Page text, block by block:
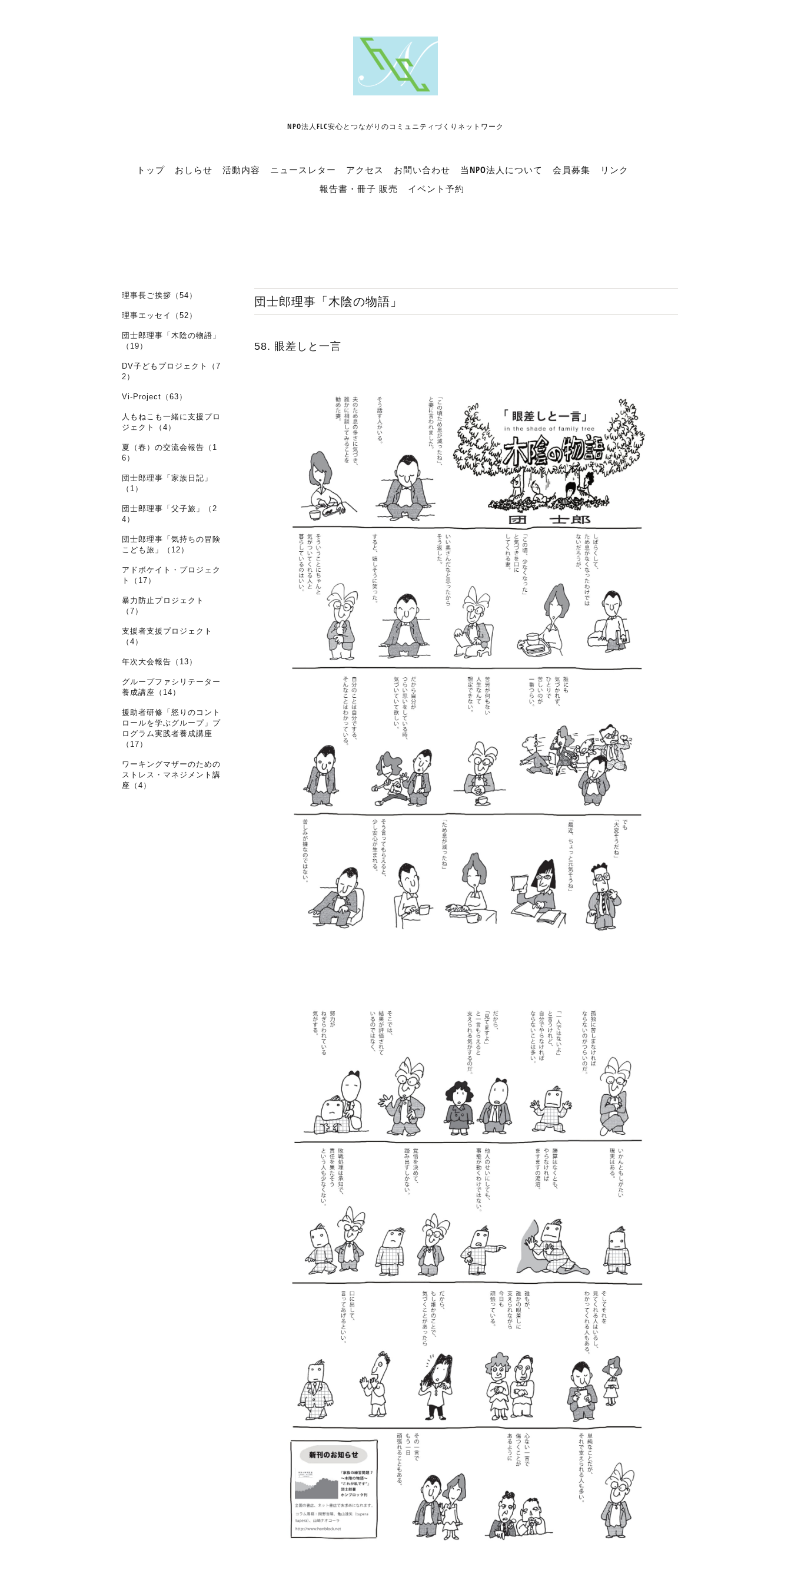
NPO法人FLC安心とつながりのコミュニティづくりネットワーク
トップ おしらせ 活動内容 ニュースレター アクセス お問い合わせ 当NPO法人について 会員募集
リンク
報告書・冊子 販売
イベント予約
団士郎理事「木陰の物語」
58. 眼差しと一言
理事長ご挨拶（54）
理事エッセイ（52）
団士郎理事「木陰の物語」
（19）
DV子どもプロジェクト（7
2）
Vi-Project（63）
人もねこも一緒に支援プロ
ジェクト（4）
夏（春）の交流会報告（1
6）
団士郎理事「家族日記」
（1）
団士郎理事「父子旅」（2
4）
団士郎理事「気持ちの冒険
こども旅」（12）
アドボケイト・プロジェク
ト（17）
暴力防止プロジェクト
（7）
支援者支援プロジェクト
（4）
年次大会報告（13）
グループファシリテーター
養成講座（14）
援助者研修「怒りのコント
ロールを学ぶグループ」プ
ログラム実践者養成講座
（17）
ワーキングマザーのための
ストレス・マネジメント講
座（4）